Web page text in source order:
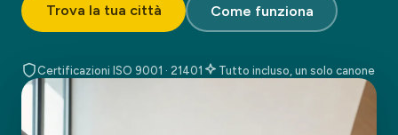
Trova la tua città Come funziona
Certificazioni ISO 9001 · 21401 Tutto incluso, un solo canone